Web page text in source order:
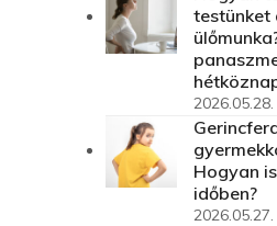
testünket
2026.05.28.
Hogyan
időben?
2026.05.27.